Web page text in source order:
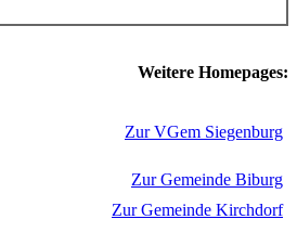
Weitere Homepages:
Zur VGem Siegenburg
Zur Gemeinde Biburg
Zur Gemeinde Kirchdorf